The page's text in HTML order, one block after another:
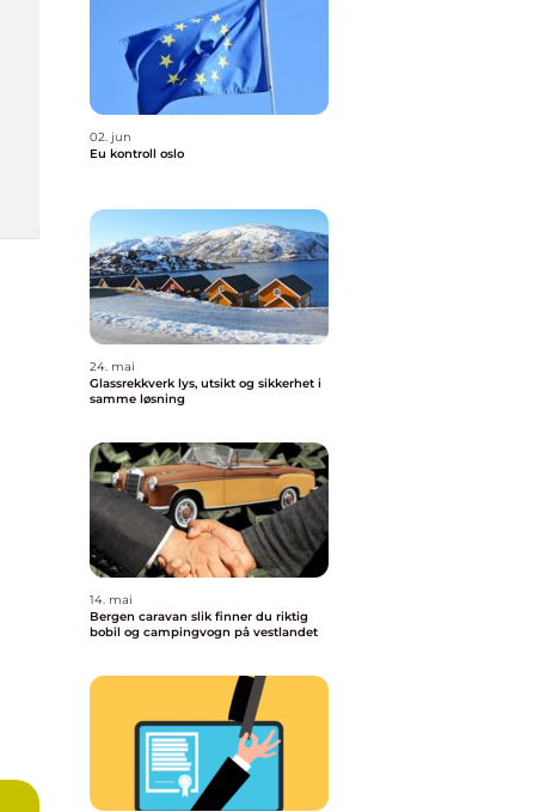
02. jun
Eu kontroll oslo
24. mai
Glassrekkverk lys, utsikt og sikkerhet i
samme løsning
14. mai
Bergen caravan slik finner du riktig
bobil og campingvogn på vestlandet